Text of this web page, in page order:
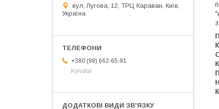
вул, Лугова, 12, ТРЦ Караван, Київ,
Україна
+380 (98) 662-65-91
Kyivstar